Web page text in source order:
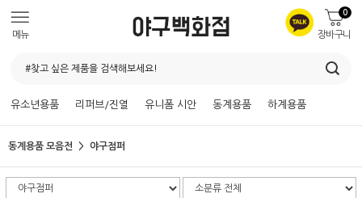
메뉴 장바구니
0
유소년용품 리퍼브/진열 유니폼 시안 동계용품 하계용품
동계용품 모음전 야구점퍼